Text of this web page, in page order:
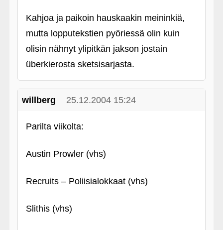
Kahjoa ja paikoin hauskaakin meininkiä,
mutta lopputekstien pyöriessä olin kuin
olisin nähnyt ylipitkän jakson jostain
überkierosta sketsisarjasta.
willberg 25.12.2004 15:24
Parilta viikolta:
Austin Prowler (vhs)
Recruits – Poliisialokkaat (vhs)
Slithis (vhs)